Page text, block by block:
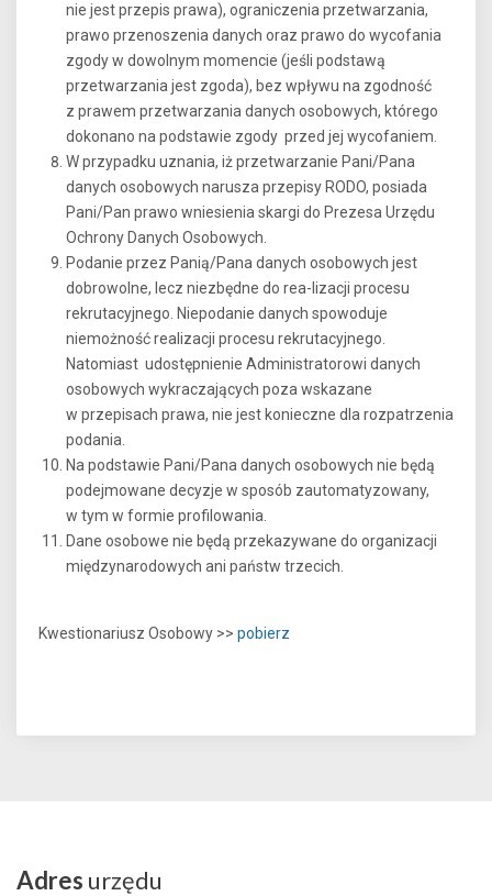
nie jest przepis prawa), ograniczenia przetwarzania,
prawo przenoszenia danych oraz prawo do wycofania
zgody w dowolnym momencie (jeśli podstawą
przetwarzania jest zgoda), bez wpływu na zgodność
z prawem przetwarzania danych osobowych, którego
dokonano na podstawie zgody przed jej wycofaniem.
W przypadku uznania, iż przetwarzanie Pani/Pana
danych osobowych narusza przepisy RODO, posiada
Pani/Pan prawo wniesienia skargi do Prezesa Urzędu
Ochrony Danych Osobowych.
Podanie przez Panią/Pana danych osobowych jest
dobrowolne, lecz niezbędne do rea-lizacji procesu
rekrutacyjnego. Niepodanie danych spowoduje
niemożność realizacji procesu rekrutacyjnego.
Natomiast udostępnienie Administratorowi danych
osobowych wykraczających poza wskazane
w przepisach prawa, nie jest konieczne dla rozpatrzenia
podania.
Na podstawie Pani/Pana danych osobowych nie będą
podejmowane decyzje w sposób zautomatyzowany,
w tym w formie profilowania.
Dane osobowe nie będą przekazywane do organizacji
międzynarodowych ani państw trzecich.
Kwestionariusz Osobowy >> pobierz
Adres urzędu